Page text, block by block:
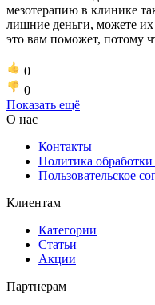
мезотерапию в клинике
лишние деньги, можете их
это вам поможет, потому
0
0
Показать ещё
О нас
Контакты
Политика
Пользовательское
Клиентам
Категории
Статьи
Акции
Партнерам